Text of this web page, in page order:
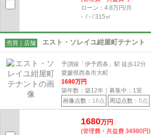
ローン：4.8万円/月
- / - / 315㎡
売買｜店舗 エスト・ソレイユ紺屋町テナント
予讃線「伊予西条」駅 徒歩12分
愛媛県西条市大町
1680万円
築年数：築12年｜募集中： 1室
画像点数： 16点 周辺点数： 5点
1680万円
(管理費・共益費 34980円)